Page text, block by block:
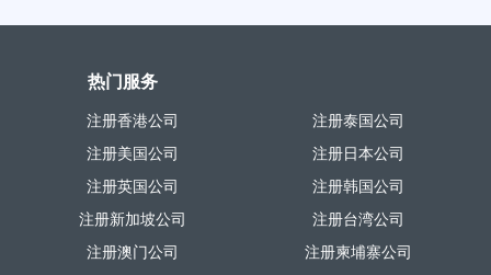
热门服务
注册香港公司
注册美国公司
注册英国公司
注册新加坡公司
注册澳门公司
注册泰国公司
注册日本公司
注册韩国公司
注册台湾公司
注册柬埔寨公司